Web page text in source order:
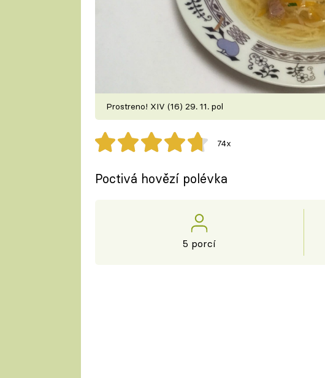
Prostreno! XIV (16) 29. 11. pol
74x
Poctivá hovězí polévka
5 porcí